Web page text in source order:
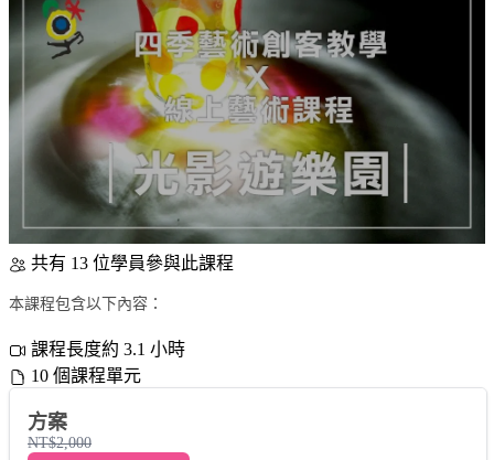
共有 13 位學員參與此課程
本課程包含以下內容：
課程長度約 3.1 小時
10 個課程單元
方案
NT$2,000